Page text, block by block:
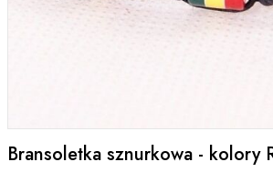
Bransoletka sznurkowa - kolory